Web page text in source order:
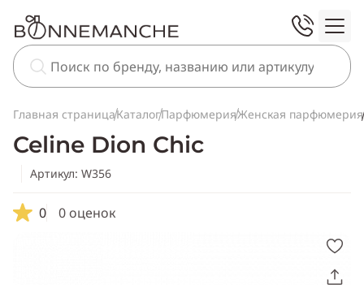
Главная страницаКаталогПарфюмерияЖенская парфюмерия
Celine Dion Chic
Артикул: W356
0 0 оценок